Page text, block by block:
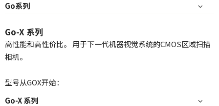
Go系列
Go-X 系列
高性能和高性价比。 用于下一代机器视觉系统的CMOS区域扫描
相机。
型号从GOX开始：
Go-X 系列